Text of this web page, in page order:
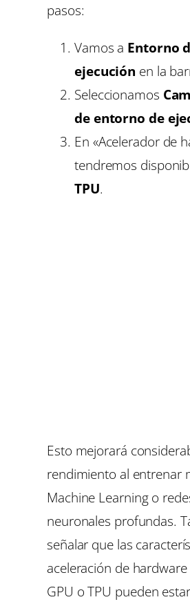
pasos:
Vamos a Entorno
ejecución en la
Seleccionamos
de entorno de
En «Acelerador de
tendremos
TPU.
Esto mejorará
rendimiento al entrenar
Machine Learning o
neuronales profundas.
señalar que las
aceleración de
GPU o TPU pueden